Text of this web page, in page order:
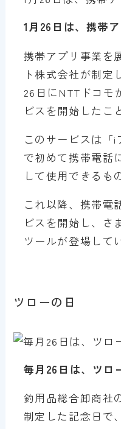
1月26日は、携帯
携帯アプリ事業を
ト株式会社が制定
26日にNTTドコモ
ビスを開始したこ
このサービスは「
で初めて携帯電話
して使用できるも
これ以降、携帯電
ビスを開始し、さ
ツールが登場して
ツローの日
毎月26日は、ツロ
釣用品総合卸商社
制定した記念日で